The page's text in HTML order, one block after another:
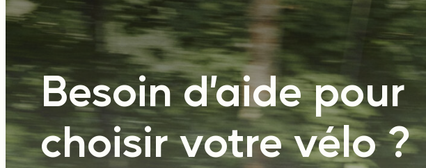
Besoin d’aide pour
choisir votre vélo ?